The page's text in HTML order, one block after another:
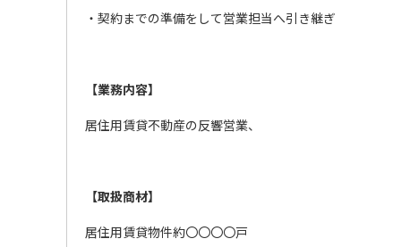
・契約までの準備をして営業担当へ引き継ぎ
【業務内容】
居住用賃貸不動産の反響営業、
【取扱商材】
居住用賃貸物件約〇〇〇〇戸